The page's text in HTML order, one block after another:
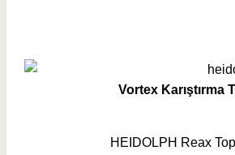
Vortex Karıştırma
HEIDOLPH Reax